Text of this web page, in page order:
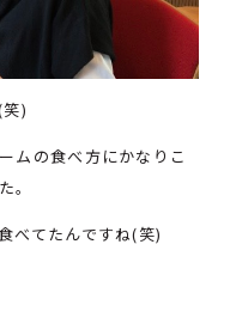
)
ムの食べ方にかなりこ
。
べてたんですね(笑)